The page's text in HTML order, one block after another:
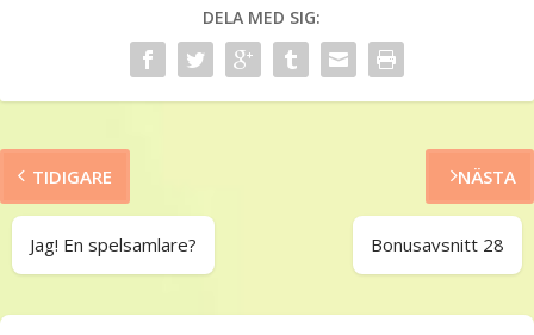
DELA MED SIG:
TIDIGARE
Jag! En spelsamlare?
NÄSTA
Bonusavsnitt 28